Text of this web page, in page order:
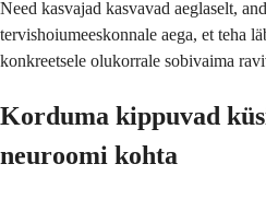
Need kasvajad kasvavad aeglaselt,
tervishoiumeeskonnale aega, et teha
konkreetsele olukorrale sobivaima
Korduma kippuvad
neuroomi kohta